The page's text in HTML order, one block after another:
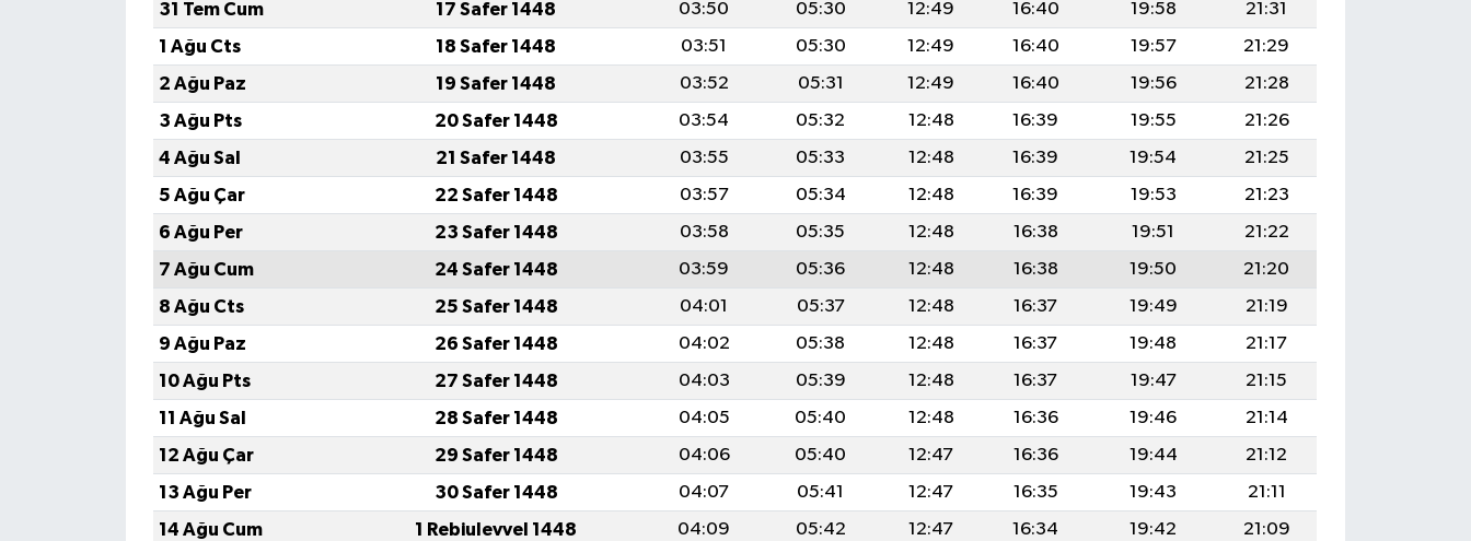
31 Tem Cum
17 Safer 1448 03:50 05:30 12:49 16:40 19:58
21:31
1 Ağu Cts
18 Safer 1448 03:51 05:30 12:49 16:40 19:57
21:29
2 Ağu Paz
19 Safer 1448 03:52 05:31 12:49 16:40 19:56
21:28
3 Ağu Pts
20 Safer 1448 03:54 05:32 12:48 16:39 19:55
21:26
4 Ağu Sal
21 Safer 1448 03:55 05:33 12:48 16:39 19:54
21:25
5 Ağu Çar
22 Safer 1448 03:57 05:34 12:48 16:39 19:53
21:23
6 Ağu Per
23 Safer 1448 03:58 05:35 12:48 16:38 19:51
21:22
7 Ağu Cum
24 Safer 1448 03:59 05:36 12:48 16:38 19:50
21:20
8 Ağu Cts
25 Safer 1448 04:01 05:37 12:48 16:37 19:49
21:19
9 Ağu Paz
26 Safer 1448 04:02 05:38 12:48 16:37 19:48
21:17
10 Ağu Pts
27 Safer 1448 04:03 05:39 12:48 16:37 19:47
21:15
11 Ağu Sal
28 Safer 1448 04:05 05:40 12:48 16:36 19:46
21:14
12 Ağu Çar
29 Safer 1448 04:06 05:40 12:47 16:36 19:44
21:12
13 Ağu Per
30 Safer 1448 04:07 05:41 12:47 16:35 19:43
21:11
14 Ağu Cum
1 Rebiulevvel 1448 04:09 05:42 12:47 16:34 19:42
21:09
HABERDE İNSAN